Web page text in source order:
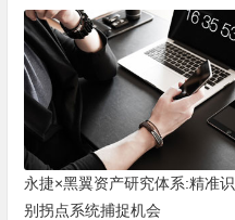
永捷×黑翼资产研究体系:精准识
别拐点系统捕捉机会